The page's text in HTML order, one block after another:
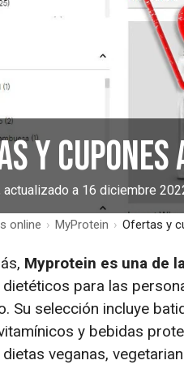
y
actualizado a 16 diciembre
online › MyProtein › Ofertas y
Myprotein es una de
dietéticos para las
Su selección incluye
y bebidas
veganas,